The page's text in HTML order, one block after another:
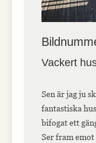
Vackert
Sen är jag ju
fantastiska
bifogat ett
Ser fram